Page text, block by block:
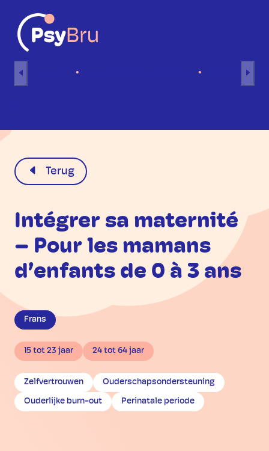
Terug
Intégrer sa maternité
– Pour les mamans
d’enfants de 0 à 3 ans
Frans
15 tot 23 jaar 24 tot 64 jaar
Zelfvertrouwen Ouderschapsondersteuning
Ouderlijke burn-out Perinatale periode